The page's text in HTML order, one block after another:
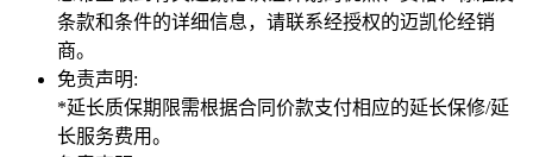
条款和条件的详细信息，请联系经授权的迈凯伦经销
商。
免责声明:
*延长质保期限需根据合同价款支付相应的延长保修/延
长服务费用。